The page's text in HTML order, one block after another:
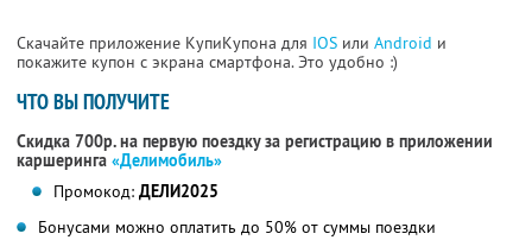
Скачайте приложение КупиКупона для IOS или Android и
покажите купон с экрана смартфона. Это удобно :)
ЧТО ВЫ ПОЛУЧИТЕ
Скидка 700р. на первую поездку за регистрацию в приложении
каршеринга «Делимобиль»
Промокод: ДЕЛИ2025
Бонусами можно оплатить до 50% от суммы поездки